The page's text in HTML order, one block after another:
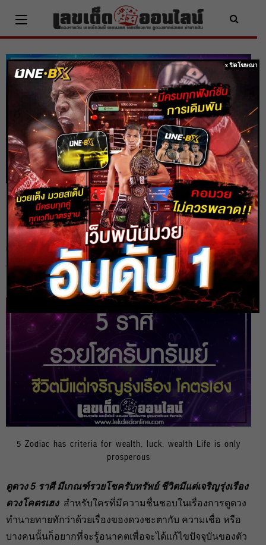
content
ดูดวง 5 ราศี มีเกณฑ์รวยโชครับทรัพย์ ชีวิต
มีแต่เจริญรุ่งเรือง ดวงโคตรเฮง
Home ดูดวง ดูดวง 5 ราศี มีเกณฑ์รวยโชครับทรัพย์ ชีวิตมีแต่เจริญรุ่งเรือง ดวงโคตรเฮง
heng99 12 ก.ค. 2020
5 Zodiac has criteria for wealth, luck, wealth Life is only
prosperous
ดูดวง 5 ราศี มีเกณฑ์รวยโชครับทรัพย์ ชีวิตมีแต่เจริญรุ่งเรือง
ดวงโคตรเฮงสำหรับใครที่มีความชื่นชอบในเรื่องการดูดวง
ทำนายทายทักว่าด้วยเรื่องของดวงชะตากับ ความเชื่อ หรือ
บางคนนั้นก็อยากที่จะรู้อนาคตเพื่อจะได้แก้ไขปัจจุบันของตัว
x ปิดโฆษณา